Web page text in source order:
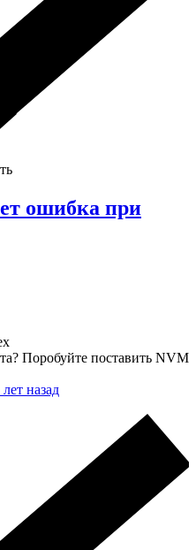
ошибка при
Поробуйте поставить NVM
назад